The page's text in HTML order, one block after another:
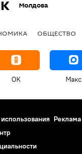
Молдова
ОБЩЕСТВО
OK Макс
Реклама